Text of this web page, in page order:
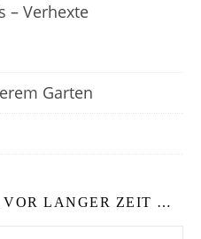
– Verhexte
Garten
VOR LANGER ZEIT …